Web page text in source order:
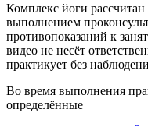
Комплекс йоги
выполнением
противопоказаний к
видео не несёт
практикует без
Во время выполнения
определённые